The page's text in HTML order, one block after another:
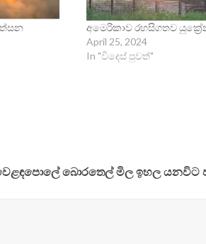
අමෙරිකාව රහසිගතව
April 25, 2024
In "විදෙස් පුවත්"
බොරතෙල් මිල ඉහල යනවිට